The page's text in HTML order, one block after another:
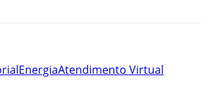
EnergiaAtendimento Virtual